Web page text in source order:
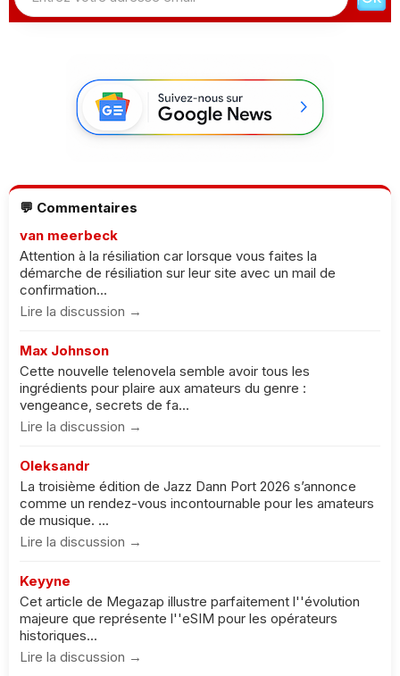
💬 Commentaires
van meerbeck
Attention à la résiliation car lorsque vous faites la
démarche de résiliation sur leur site avec un mail de
confirmation...
Lire la discussion →
Max Johnson
Cette nouvelle telenovela semble avoir tous les
ingrédients pour plaire aux amateurs du genre :
vengeance, secrets de fa...
Lire la discussion →
Oleksandr
La troisième édition de Jazz Dann Port 2026 s’annonce
comme un rendez-vous incontournable pour les amateurs
de musique. ...
Lire la discussion →
Keyyne
Cet article de Megazap illustre parfaitement l''évolution
majeure que représente l''eSIM pour les opérateurs
historiques...
Lire la discussion →